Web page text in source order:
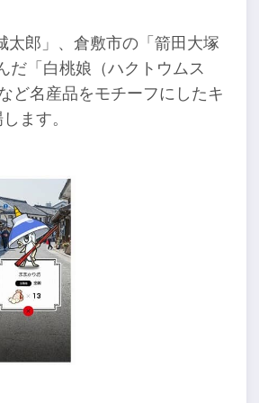
太郎」、倉敷市の「箭田大塚
だ「白桃娘（ハクトウムス
ど名産品をモチーフにしたキ
ます。